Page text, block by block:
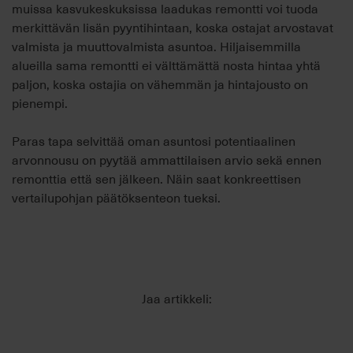
muissa kasvukeskuksissa laadukas remontti voi tuoda
merkittävän lisän pyyntihintaan, koska ostajat arvostavat
valmista ja muuttovalmista asuntoa. Hiljaisemmilla
alueilla sama remontti ei välttämättä nosta hintaa yhtä
paljon, koska ostajia on vähemmän ja hintajousto on
pienempi.
Paras tapa selvittää oman asuntosi potentiaalinen
arvonnousu on pyytää ammattilaisen arvio sekä ennen
remonttia että sen jälkeen. Näin saat konkreettisen
vertailupohjan päätöksenteon tueksi.
Jaa artikkeli: